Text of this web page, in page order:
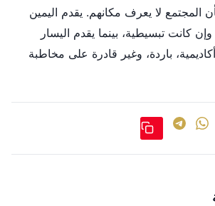
المجتمع لا يعرف مكانهم. يقدم اليمين
كانت تبسيطية، بينما يقدم اليسار
باردة، وغير قادرة على مخاطبة